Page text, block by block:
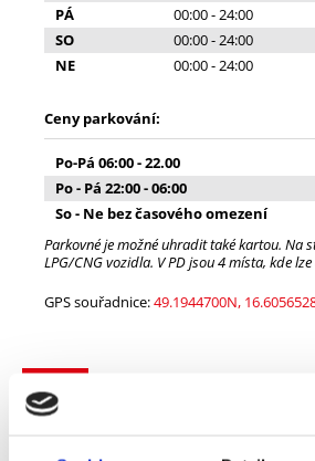
PÁ
00:00 - 24:00
SO
00:00 - 24:00
NE
00:00 - 24:00
Ceny parkování:
Po-Pá 06:00 - 22.00
Po - Pá 22:00 - 06:00
So - Ne bez časového omezení
Parkovné je možné uhradit také kartou. Na
LPG/CNG vozidla. V PD jsou 4 místa, kde
GPS souřadnice:49.1944700N,
P + R parkovací dům RIVER